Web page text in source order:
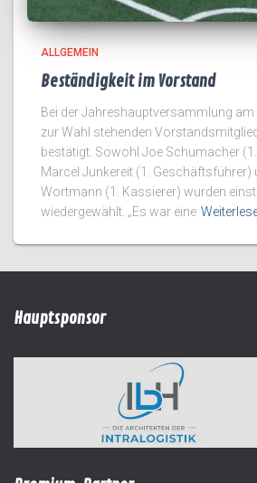
ALLGEMEIN
Beständigkeit im Vorstand
Bei der Jahreshauptversammlung am
zur Wahl stehenden
bestätigt. Sowohl Joe Schumacher
Marcel Junkereit (1. Geschäftsführer)
Wortmann (1. Kassierer) wurden
wiedergewählt. „Es war eine
Hauptsponsor